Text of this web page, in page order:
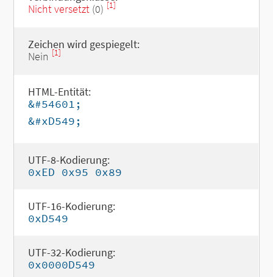
Nicht versetzt(0) [1]
Zeichen wird gespiegelt:
Nein [1]
HTML-Entität:
&#54601;
&#xD549;
UTF-8-Kodierung:
0xED 0x95 0x89
UTF-16-Kodierung:
0xD549
UTF-32-Kodierung:
0x0000D549